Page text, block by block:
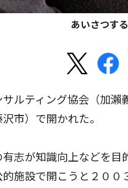
あいさつす
ルティング協会（加瀨
市）で開かれた。
志が知識向上などを目
施設で開こうと２０